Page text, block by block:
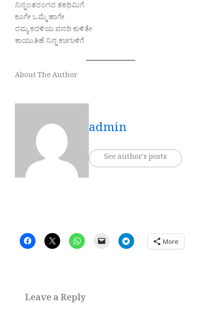
ನಿನ್ನಂತರಂಗದ ತಕಧಿಮಿಗೆ
ಕೂಗೇ ಒಮ್ಮೆ ಹಾಗೇ
ರಮ್ಯ ಕದಳಿಯ ವನದಿ ಕುಳಿತೇ
ಕಾಯುತಿಹೆ ನಿನ್ನ ಕಚಗುಳಿಗೆ
About The Author
admin
See author's posts
More
Leave a Reply